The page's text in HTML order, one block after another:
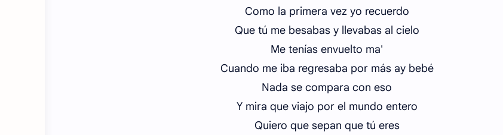
Como la primera vez yo recuerdo
Que tú me besabas y llevabas al cielo
Me tenías envuelto ma'
Cuando me iba regresaba por más ay bebé
Nada se compara con eso
Y mira que viajo por el mundo entero
Quiero que sepan que tú eres